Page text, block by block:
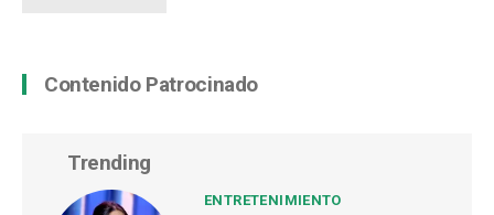
Contenido Patrocinado
Trending
ENTRETENIMIENTO